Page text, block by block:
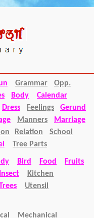
Grammar
Opp.
Body
Calendar
Dress Feelings
Gerund
Manners
Marriage
Relation
School
Tree Parts
Bird Food
Fruits
Insect
Kitchen
Utensil
Mechanical